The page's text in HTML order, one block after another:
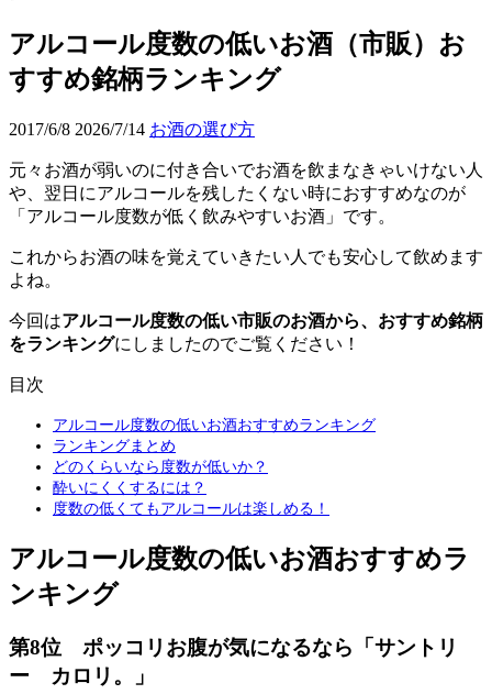
アルコール度数の低いお酒（市販）お
すすめ銘柄ランキング
2017/6/8 2026/7/14 お酒の選び方
元々お酒が弱いのに付き合いでお酒を飲まなきゃいけない人
や、翌日にアルコールを残したくない時におすすめなのが
「アルコール度数が低く飲みやすいお酒」です。
これからお酒の味を覚えていきたい人でも安心して飲めます
よね。
今回はアルコール度数の低い市販のお酒から、おすすめ銘柄
をランキングにしましたのでご覧ください！
目次
アルコール度数の低いお酒おすすめランキング
ランキングまとめ
どのくらいなら度数が低いか？
酔いにくくするには？
度数の低くてもアルコールは楽しめる！
アルコール度数の低いお酒おすすめラ
ンキング
第8位 ポッコリお腹が気になるなら「サントリ
ー カロリ。」